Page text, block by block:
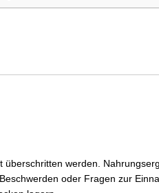
werden.
oder Fragen zur